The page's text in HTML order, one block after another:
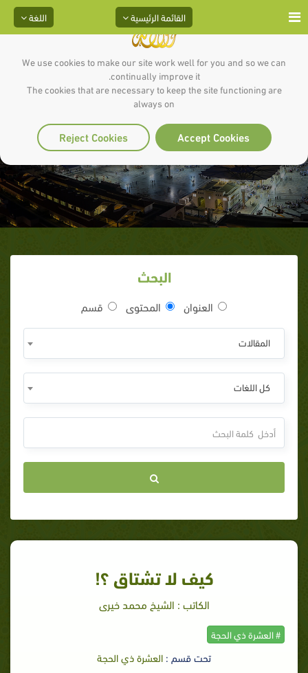
We use cookies to make our site work well for you and so we can
continually improve it.
The cookies that are necessary to keep the site functioning are
always on
Accept Cookies
Reject Cookies
اللغة القائمة الرئيسية
كيف لا تشتاق ؟!
البحث
العنوان المحتوى قسم
المقالات
كل اللغات
كيف لا تشتاق ؟!
الكاتب : الشيخ محمد خيرى
# العشرة ذي الحجة
تحت قسم : العشرة ذي الحجة